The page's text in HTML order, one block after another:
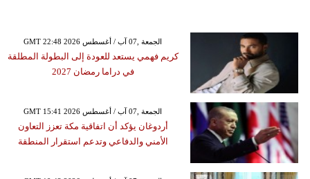
GMT 22:48 2026 الجمعة ,07 آب / أغسطس
كريم فهمي يستعد للعودة إلى البطولة المطلقة
في دراما رمضان 2027
GMT 15:41 2026 الجمعة ,07 آب / أغسطس
أردوغان يؤكد أن اتفاقية مكة تعزز التعاون
الأمني والدفاعي وتدعم استقرار المنطقة